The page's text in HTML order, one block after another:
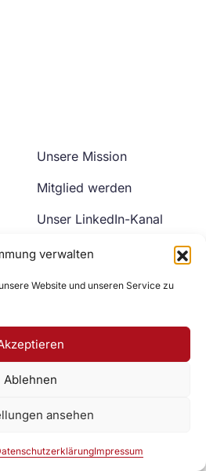
verwalten
Website und unseren Service zu
Ablehnen
ansehen
Impressum
Unsere Mission
Mitglied werden
Unser LinkedIn-Kanal
Unser YouTube-Kanal
DAV Webseite